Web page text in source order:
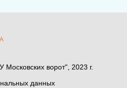
ворот", 2023 г.
данных